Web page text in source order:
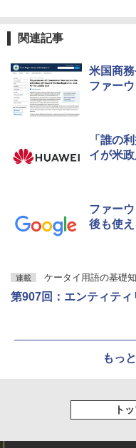
関連記事
米国商
ファー
「誰の
イが米
ファー
後も使
連載 ケータイ用語の基礎
第907回：エンティティ
もっ
ト